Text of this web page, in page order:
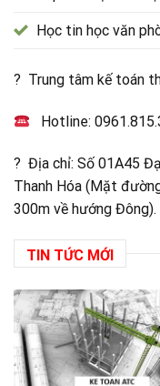
Học tin học văn
? Trung tâm kế toán
Hotline:
? Địa chỉ: Số 01A45
Thanh Hóa (Mặt
300m về hướng Đông).
TIN TỨC MỚI